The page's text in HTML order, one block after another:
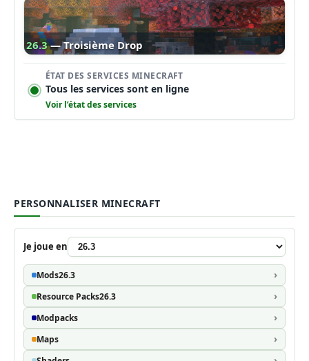
26.3 — Troisième Drop
ÉTAT DES SERVICES MINECRAFT
Tous les services sont en ligne
Voir l’état des services
PERSONNALISER MINECRAFT
Je joue en
Mods26.3
Resource Packs26.3
Modpacks
Maps